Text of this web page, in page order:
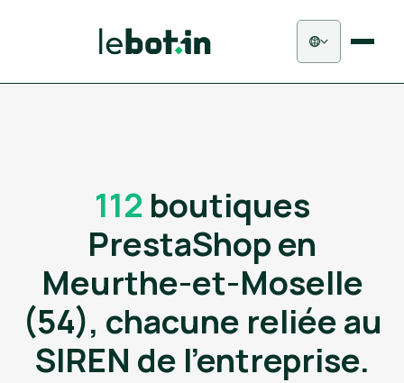
112 boutiques
PrestaShop en
Meurthe-et-Moselle
(54), chacune reliée au
SIREN de l'entreprise.